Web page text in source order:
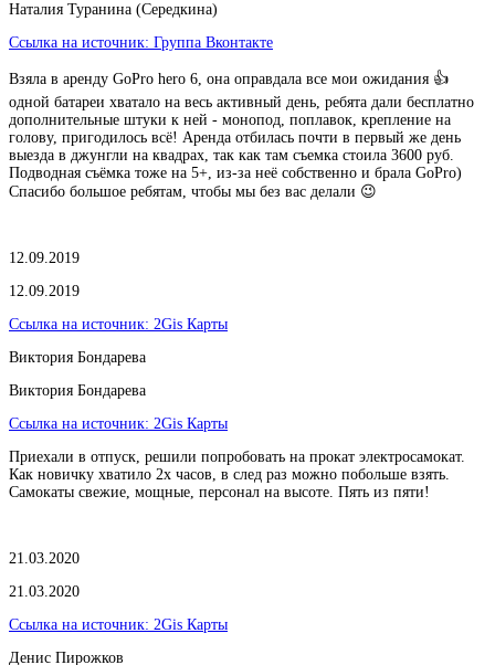
Наталия Туранина (Середкина)
Ссылка на источник: Группа Вконтакте
Взяла в аренду GoPro hero 6, она оправдала все мои ожидания 👍
одной батареи хватало на весь активный день, ребята дали бесплатно
дополнительные штуки к ней - монопод, поплавок, крепление на
голову, пригодилось всё! Аренда отбилась почти в первый же день
выезда в джунгли на квадрах, так как там съемка стоила 3600 руб.
Подводная съёмка тоже на 5+, из-за неё собственно и брала GoPro)
Спасибо большое ребятам, чтобы мы без вас делали 😉
12.09.2019
12.09.2019
Ссылка на источник: 2Gis Карты
Виктория Бондарева
Виктория Бондарева
Ссылка на источник: 2Gis Карты
Приехали в отпуск, решили попробовать на прокат электросамокат.
Как новичку хватило 2х часов, в след раз можно побольше взять.
Самокаты свежие, мощные, персонал на высоте. Пять из пяти!
21.03.2020
21.03.2020
Ссылка на источник: 2Gis Карты
​Денис Пирожков